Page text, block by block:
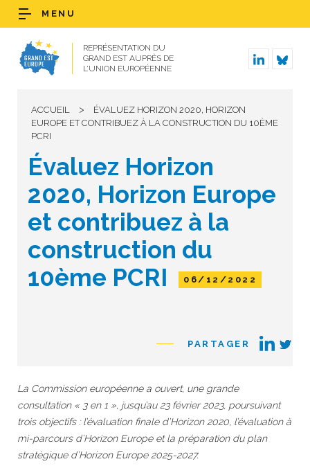
REPRÉSENTATION DU
GRAND EST AUPRÈS DE
L’UNION EUROPÉENNE
MENU
ACCUEIL >
ÉVALUEZ HORIZON 2020, HORIZON
EUROPE ET CONTRIBUEZ À LA CONSTRUCTION DU 10ÈME
PCRI
Évaluez Horizon
2020, Horizon Europe
et contribuez à la
construction du
10ème PCRI
06/12/2022
PARTAGER
La Commission européenne a ouvert, une grande
consultation « 3 en 1 », jusqu’au 23 février 2023, poursuivant
trois objectifs : l’évaluation finale d’Horizon 2020, l’évaluation à
mi-parcours d’Horizon Europe et la préparation du plan
stratégique d’Horizon Europe 2025-2027.